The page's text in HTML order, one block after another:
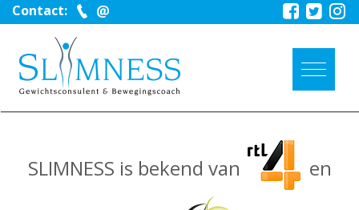
Contact:
SLIMNESS is bekend van en